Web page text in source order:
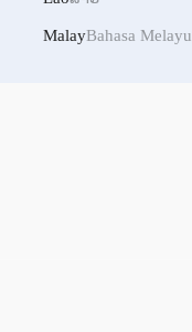
MalayBahasa Melayu